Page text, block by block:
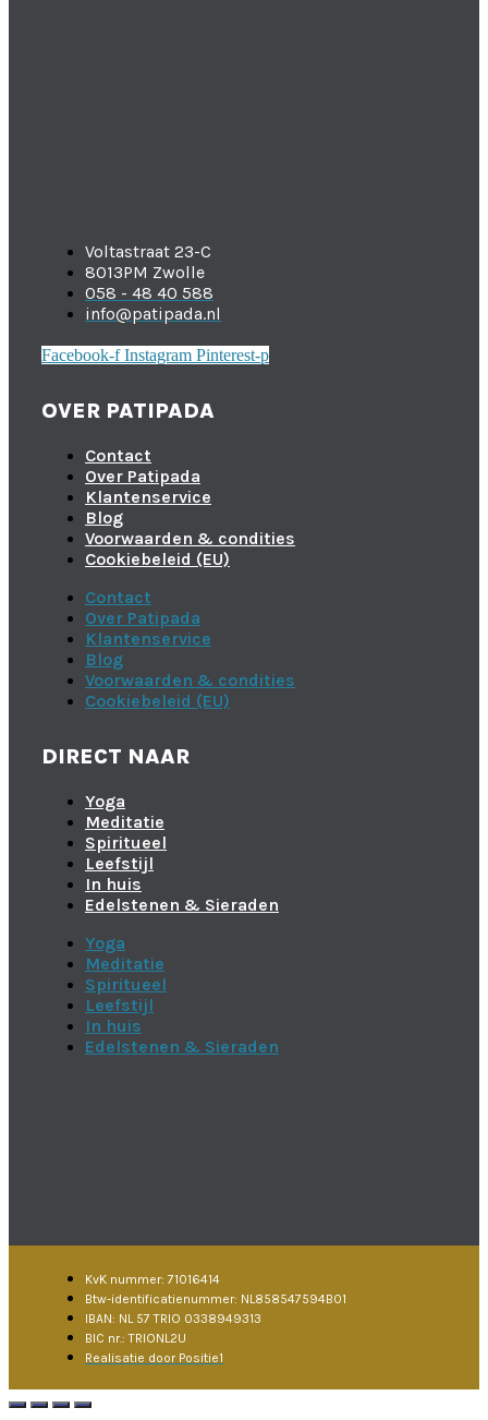
Voltastraat 23-C
8013PM Zwolle
058 - 48 40 588
info@patipada.nl
Facebook-f Instagram Pinterest-p
OVER PATIPADA
Contact
Over Patipada
Klantenservice
Blog
Voorwaarden & condities
Cookiebeleid (EU)
Contact
Over Patipada
Klantenservice
Blog
Voorwaarden & condities
Cookiebeleid (EU)
DIRECT NAAR
Yoga
Meditatie
Spiritueel
Leefstijl
In huis
Edelstenen & Sieraden
Yoga
Meditatie
Spiritueel
Leefstijl
In huis
Edelstenen & Sieraden
KvK nummer: 71016414
Btw-identificatienummer: NL858547594B01
IBAN: NL 57 TRIO 0338949313
BIC nr.: TRIONL2U
Realisatie door Positie1